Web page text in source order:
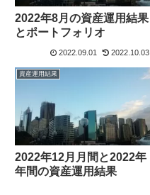
2022年8月の資産運用結果
とポートフォリオ
2022.09.01 2022.10.03
資産運用結果
2022年12月月間と2022年
年間の資産運用結果